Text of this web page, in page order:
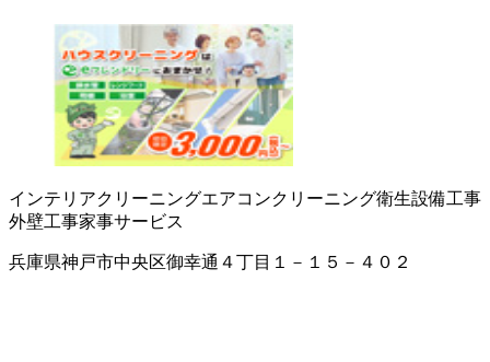
インテリアクリーニングエアコンクリーニング衛生設備工事
外壁工事家事サービス
兵庫県神戸市中央区御幸通４丁目１－１５－４０２